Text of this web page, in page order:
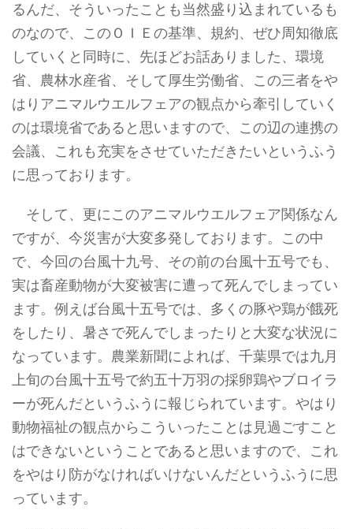
るんだ、そういったことも当然盛り込まれているも
のなので、このＯＩＥの基準、規約、ぜひ周知徹底
していくと同時に、先ほどお話ありました、環境
省、農林水産省、そして厚生労働省、この三者をや
はりアニマルウエルフェアの観点から牽引していく
のは環境省であると思いますので、この辺の連携の
会議、これも充実をさせていただきたいというふう
に思っております。
そして、更にこのアニマルウエルフェア関係なん
ですが、今災害が大変多発しております。この中
で、今回の台風十九号、その前の台風十五号でも、
実は畜産動物が大変被害に遭って死んでしまってい
ます。例えば台風十五号では、多くの豚や鶏が餓死
をしたり、暑さで死んでしまったりと大変な状況に
なっています。農業新聞によれば、千葉県では九月
上旬の台風十五号で約五十万羽の採卵鶏やブロイラ
ーが死んだというふうに報じられています。やはり
動物福祉の観点からこういったことは見過ごすこと
はできないということであると思いますので、これ
をやはり防がなければいけないんだというふうに思
っています。